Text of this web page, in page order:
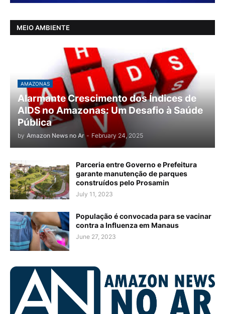
MEIO AMBIENTE
AMAZONAS
Alarmante Crescimento dos Índices de
AIDS no Amazonas: Um Desafio à Saúde
Pública
by Amazon News no Ar - February 24, 2025
Parceria entre Governo e Prefeitura
garante manutenção de parques
construídos pelo Prosamin
July 11, 2023
População é convocada para se vacinar
contra a Influenza em Manaus
June 27, 2023